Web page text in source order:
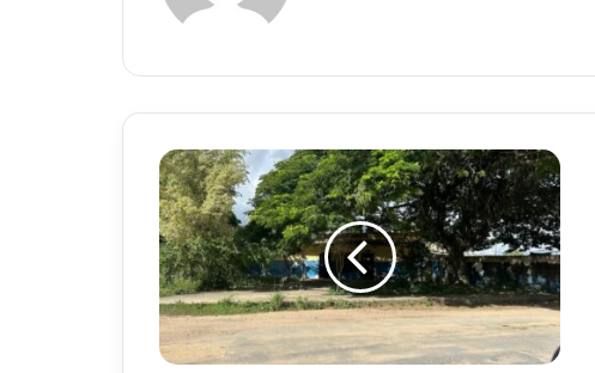
Cruz
das
Almas:
Clube
de
Campo
Laranjeiras
convoca
sócios